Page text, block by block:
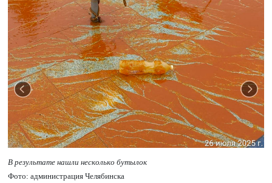
В результате нашли несколько бутылок
Фото: администрация Челябинска